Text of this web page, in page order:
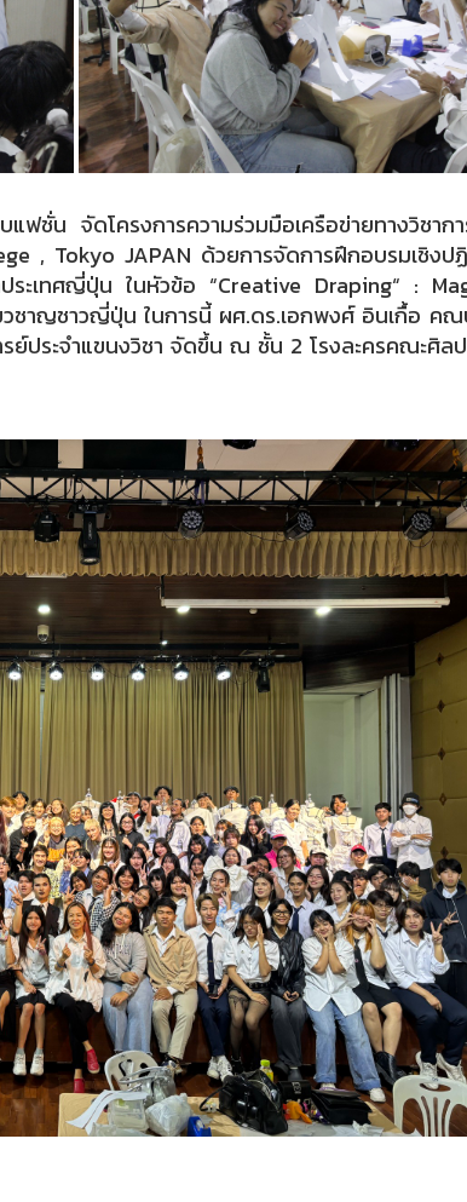
ชั่น จัดโครงการความร่วมมือเครือข่ายทางวิชาก
, Tokyo JAPAN ด้วยการจัดการฝึกอบรมเชิงป
ระเทศญี่ปุ่น ในหัวข้อ “Creative Draping“ :
ชาญชาวญี่ปุ่น ในการนี้ ผศ.ดร.เอกพงศ์ อินเกื้อ คณ
ย์ประจำแขนงวิชา จัดขึ้น ณ ชั้น 2 โรงละครคณะศิล